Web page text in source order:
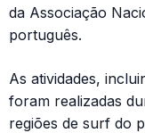
da Associação
português.
As atividades,
foram realizadas
regiões de surf do